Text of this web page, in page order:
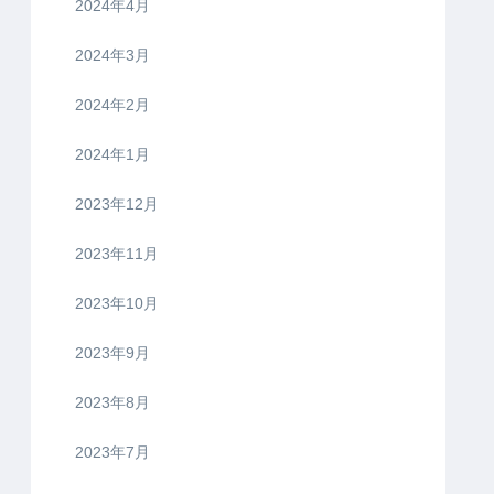
2024年4月
2024年3月
2024年2月
2024年1月
2023年12月
2023年11月
2023年10月
2023年9月
2023年8月
2023年7月